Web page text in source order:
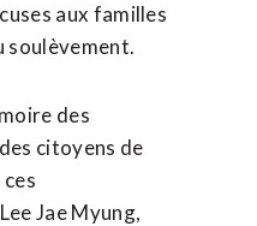
aux familles
soulèvement.
des
citoyens de
Jae Myung,